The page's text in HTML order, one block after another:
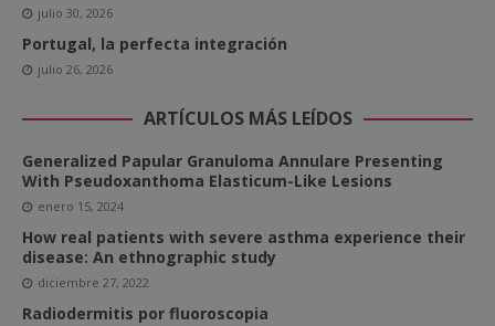
julio 30, 2026
Portugal, la perfecta integración
julio 26, 2026
ARTÍCULOS MÁS LEÍDOS
Generalized Papular Granuloma Annulare Presenting
With Pseudoxanthoma Elasticum-Like Lesions
enero 15, 2024
How real patients with severe asthma experience their
disease: An ethnographic study
diciembre 27, 2022
Radiodermitis por fluoroscopia